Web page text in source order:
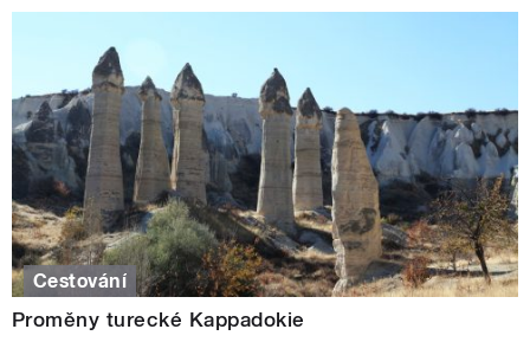
Cestování
Proměny turecké Kappadokie